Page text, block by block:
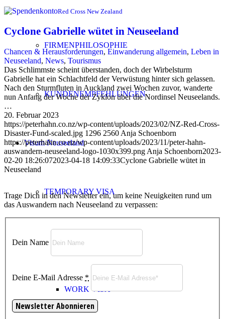
FIRMENPHILOSOPHIE
KUNDENEMPFEHLUNGEN
Visum Neuseeland
TEMPORARY VISA
VISITOR VISA
WORK VISA
Red Cross New Zealand
Cyclone Gabrielle wütet in Neuseeland
Chancen & Herausforderungen, Einwanderung allgemein, Leben in
Neuseeland, News, Tourismus
Das Schlimmste scheint überstanden, doch der Wirbelsturm
Gabrielle hat ein Schlachtfeld der Verwüstung hinter sich gelassen.
Nach den Sturmfluten in Auckland zwei Wochen zuvor, wanderte
nun Anfang der Woche der Zyklon über die Nordinsel Neuseelands.
…
20. Februar 2023
https://peterhahn.co.nz/wp-content/uploads/2023/02/NZ-Red-Cross-
Disaster-Fund-scaled.jpg 1296 2560 Anja Schoenborn
https://peterhahn.co.nz/wp-content/uploads/2023/11/peter-hahn-
auswandern-neuseeland-logo-1030x399.png Anja Schoenborn2023-
02-20 18:26:072023-04-18 14:09:33Cyclone Gabrielle wütet in
Neuseeland
Trage Dich in den Newsletter ein, um keine Neuigkeiten rund um
das Auswandern nach Neuseeland zu verpassen:
Dein Name
Deine E-Mail Adresse *